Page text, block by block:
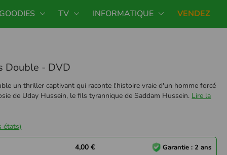
TV INFORMATIQUE VENDEZ
Double - DVD
un thriller captivant qui raconte l'histoire vraie d'un homme forcé
de Uday Hussein, le fils tyrannique de Saddam Hussein. Lire la
états)
4,00 € Garantie : 2 ans